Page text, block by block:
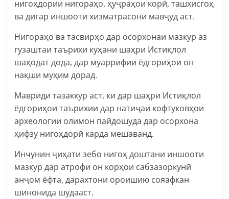
нигоҳдории нигораҳо, ҳуҷраҳои корӣ, ташхисгоҳ
ва дигар иншооти хизматрасонӣ мавҷуд аст.
Нигораҳо ва тасвирҳо дар осорхонаи мазкур аз
гузаштаи таърихи куҳани шаҳри Истиқлол
шаҳодат дода, дар муаррифии ёдгориҳои он
нақши муҳим дорад.
Мавриди тазаккур аст, ки дар шаҳри Истиқлол
ёдгориҳои таърихии дар натиҷаи кофтуковҳои
археологии олимон пайдошуда дар осорхона
ҳифзу нигоҳдорӣ карда мешаванд.
Инчунин ҷиҳати зебо нигоҳ доштани иншооти
мазкур дар атрофи он корҳои сабзазоркунӣ
анҷом ёфта, дарахтони ороишию сояафкан
шинонида шудааст.